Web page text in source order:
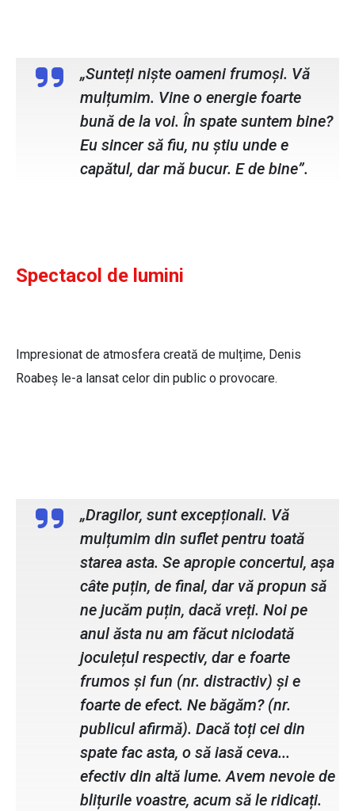
„Sunteți niște oameni frumoși. Vă
mulțumim. Vine o energie foarte
bună de la voi. În spate suntem bine?
Eu sincer să fiu, nu știu unde e
capătul, dar mă bucur. E de bine”.
Spectacol de lumini
Impresionat de atmosfera creată de mulțime, Denis
Roabeș le-a lansat celor din public o provocare.
„Dragilor, sunt excepționali. Vă
mulțumim din suflet pentru toată
starea asta. Se apropie concertul, așa
câte puțin, de final, dar vă propun să
ne jucăm puțin, dacă vreți. Noi pe
anul ăsta nu am făcut niciodată
joculețul respectiv, dar e foarte
frumos și fun (nr. distractiv) și e
foarte de efect. Ne băgăm? (nr.
publicul afirmă). Dacă toți cei din
spate fac asta, o să iasă ceva...
efectiv din altă lume. Avem nevoie de
blițurile voastre, acum să le ridicați.